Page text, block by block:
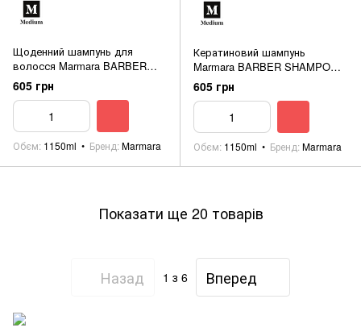
Щоденний шампунь для
волосся Marmara BARBER
SHAMPOO 1150 ML ARGAN
605 грн
Обєм 1150ml Бренд Marmara
Кератиновий шампунь
Marmara BARBER SHAMPOO
1150 ML KERATIN
605 грн
Обєм 1150ml Бренд Marmara
Показати ще 20 товарів
Назад 1 з 6 Вперед